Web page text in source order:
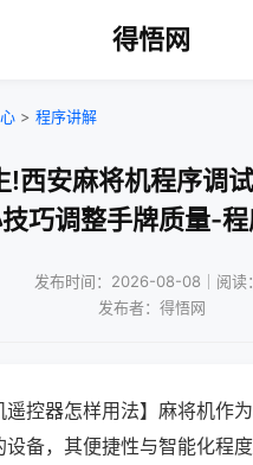
得悟网
> 程序讲解
!西安麻将机程序调
巧调整手牌质量-
发布时间：2026-08-08｜阅读
发布者：得悟网
遥控器怎样用法】麻将机作
设备，其便捷性与智能化程